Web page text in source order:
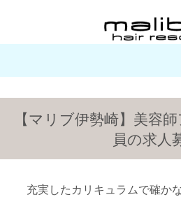
【マリブ伊勢崎】美容
員の求人
充実したカリキュラムで確か